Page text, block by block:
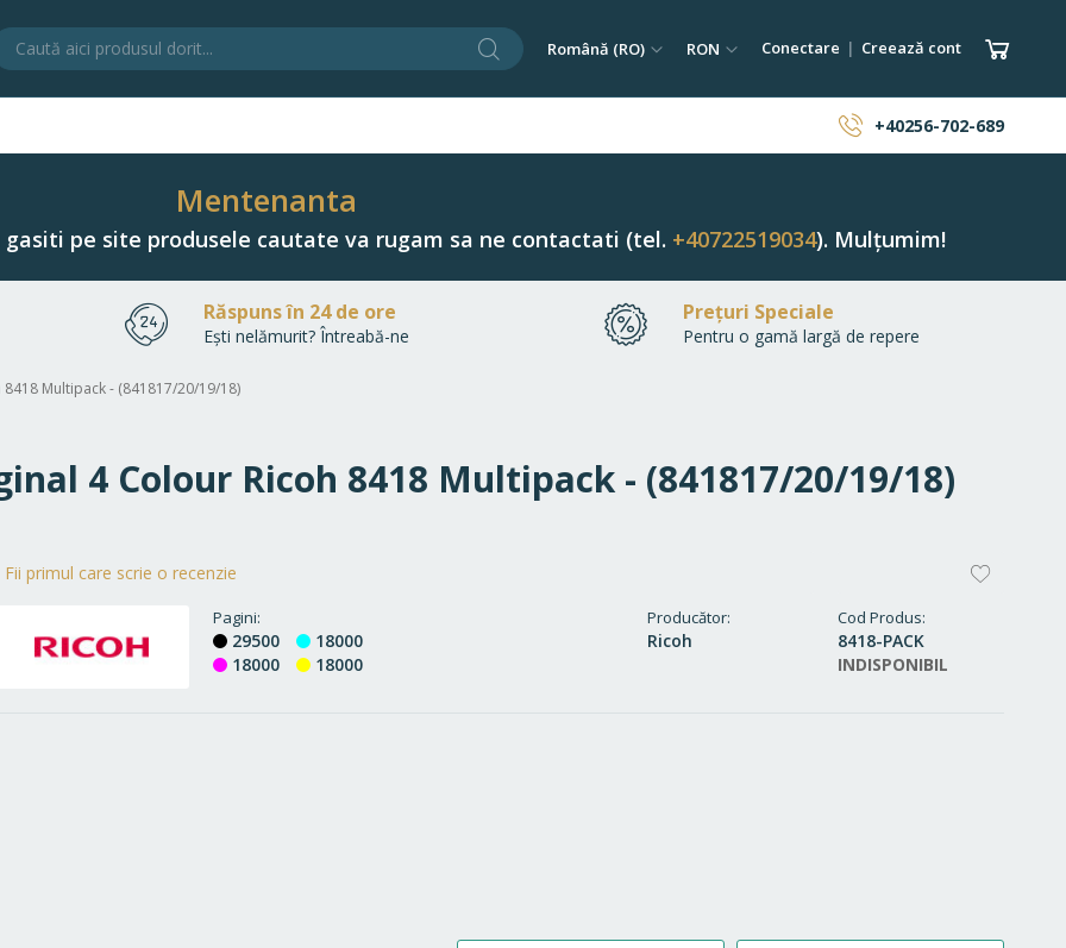
CăutareLimba
Română (RO) Monedă
RON Conectare Creează cont Coșul
+40256-702-689
Mentenanta
pe site produsele cautate va rugam sa ne contactati (tel. +40722519034). Mulțumim!
Răspuns în 24 de ore
Ești nelămurit? Întreabă-ne
Prețuri Speciale
Pentru o gamă largă de repere
Multipack - (841817/20/19/18)
4 Colour Ricoh 8418 Multipack - (841817/20/19/18)
Producător
Ricoh
Cod Produs
8418-PACK
INDISPONIBIL
Fii primul care scrie o recenzie
Pagini
29500
18000
18000
18000